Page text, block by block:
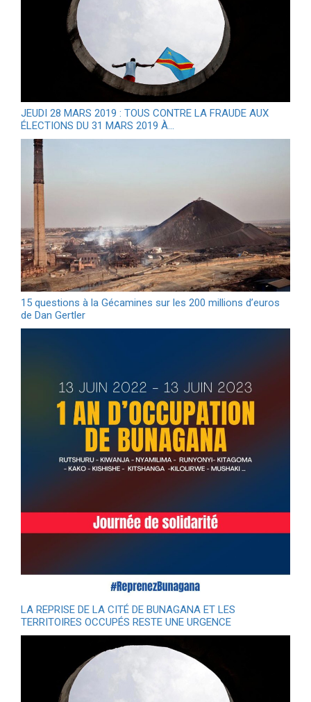
JEUDI 28 MARS 2019 : TOUS CONTRE LA FRAUDE AUX
ÉLECTIONS DU 31 MARS 2019 À…
15 questions à la Gécamines sur les 200 millions d’euros
de Dan Gertler
LA REPRISE DE LA CITÉ DE BUNAGANA ET LES
TERRITOIRES OCCUPÉS RESTE UNE URGENCE